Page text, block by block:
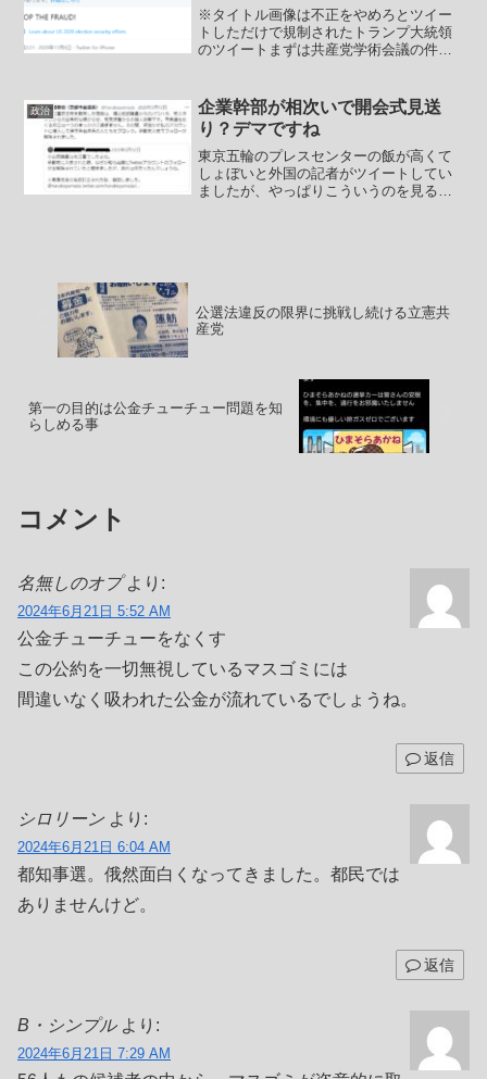
※タイトル画像は不正をやめろとツイー
トしただけで規制されたトランプ大統領
のツイートまずは共産党学術会議の件か
社会系の100を超える学会が、政府に対し
て理由の説明と拒...
政治
企業幹部が相次いで開会式見送
り？デマですね
東京五輪のプレスセンターの飯が高くて
しょぼいと外国の記者がツイートしてい
ましたが、やっぱりこういうのを見ると
公選法違反の限界に挑戦し続ける立憲共
産党
第一の目的は公金チューチュー問題を知
らしめる事
コメント
名無しのオプ より:
2024年6月21日 5:52 AM
公金チューチューをなくす
この公約を一切無視しているマスゴミには
間違いなく吸われた公金が流れているでしょうね。
返信
シロリーン より:
2024年6月21日 6:04 AM
都知事選。俄然面白くなってきました。都民では
ありませんけど。
返信
B・シンプル より:
2024年6月21日 7:29 AM